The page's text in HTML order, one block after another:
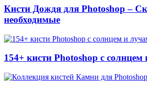
Кисти Дождя для Photoshop –
необходимые
154+ кисти Photoshop с